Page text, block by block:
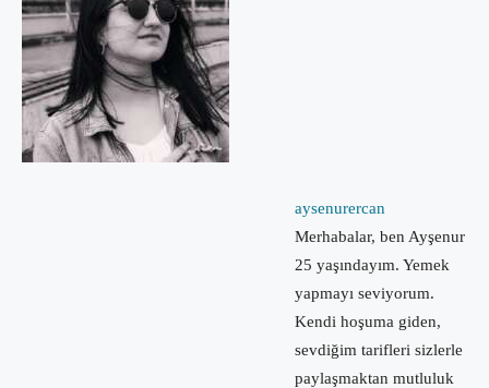
aysenurercan
Merhabalar, ben Ayşenur
25 yaşındayım. Yemek
yapmayı seviyorum.
Kendi hoşuma giden,
sevdiğim tarifleri sizlerle
paylaşmaktan mutluluk